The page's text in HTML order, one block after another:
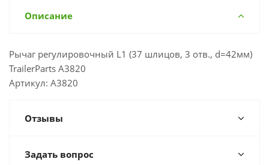
Описание
Рычаг регулировочный L1 (37 шлицов, 3 отв., d=42мм)
TrailerParts А3820
Артикул: А3820
Отзывы
Задать вопрос